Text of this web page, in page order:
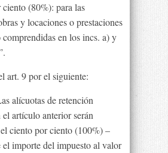
(80%): para las
y locaciones o prestaciones
en los incs. a) y
art. 9 por el siguiente:
alícuotas de retención
el artículo anterior serán
ciento por ciento (100%) –
el importe del impuesto al valor